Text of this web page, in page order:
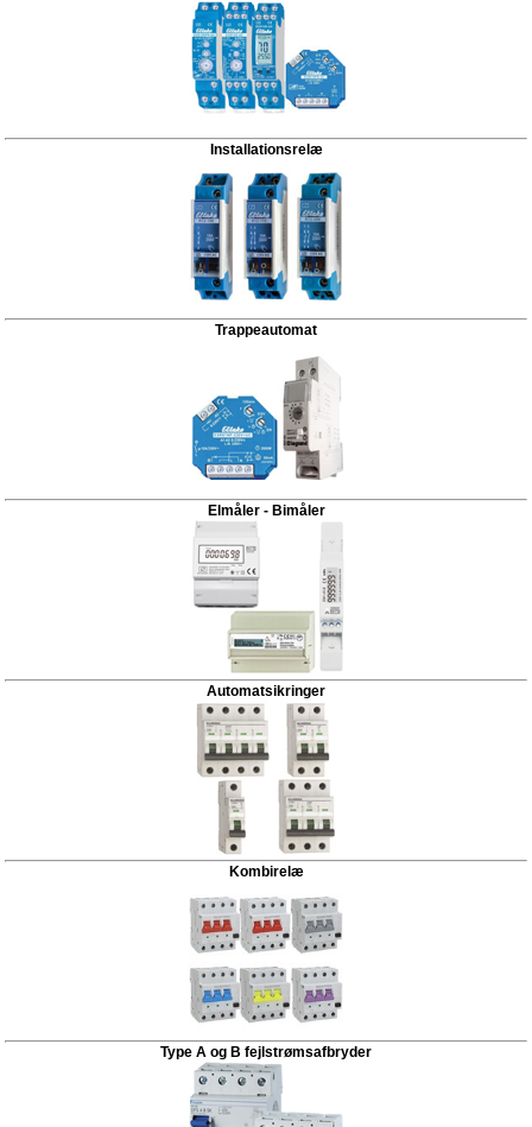
Installationsrelæ
Trappeautomat
Elmåler - Bimåler
Automatsikringer
Kombirelæ
Type A og B fejlstrømsafbryder